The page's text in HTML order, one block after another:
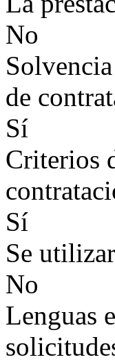
No
de
Sí
Criterios
Sí
Se
No
Lenguas